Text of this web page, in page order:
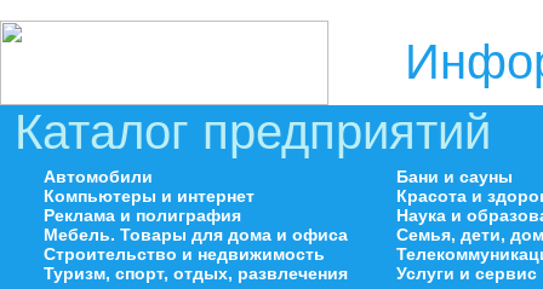
Каталог предприятий
Автомобили
Компьютеры и интернет
Реклама и полиграфия
Мебель. Товары для дома и офиса
Строительство и недвижимость
Туризм, спорт, отдых, развлечения
Бани и сауны
Красота и
Наука и
Семья, дети,
Услуги и сервис